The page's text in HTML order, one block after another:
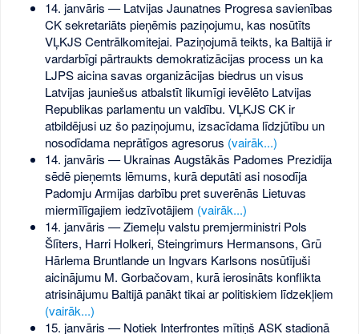
14. janvāris — Latvijas Jaunatnes Progresa savienības
CK sekretariāts pieņēmis paziņojumu, kas nosūtīts
VĻKJS Centrālkomitejai. Paziņojumā teikts, ka Baltijā ir
vardarbīgi pārtraukts demokratizācijas process un ka
LJPS aicina savas organizācijas biedrus un visus
Latvijas jauniešus atbalstīt likumīgi ievēlēto Latvijas
Republikas parlamentu un valdību. VĻKJS CK ir
atbildējusi uz šo paziņojumu, izsacīdama līdzjūtību un
nosodīdama neprātīgos agresorus (vairāk...)
14. janvāris — Ukrainas Augstākās Padomes Prezidija
sēdē pieņemts lēmums, kurā deputāti asi nosodīja
Padomju Armijas darbību pret suverēnās Lietuvas
miermīlīgajiem iedzīvotājiem (vairāk...)
14. janvāris — Ziemeļu valstu premjerministri Pols
Šlīters, Harri Holkeri, Steingrimurs Hermansons, Grū
Hārlema Bruntlande un Ingvars Karlsons nosūtījuši
aicinājumu M. Gorbačovam, kurā ierosināts konflikta
atrisinājumu Baltijā panākt tikai ar politiskiem līdzekļiem
(vairāk...)
15. janvāris — Notiek Interfrontes mītiņš ASK stadionā